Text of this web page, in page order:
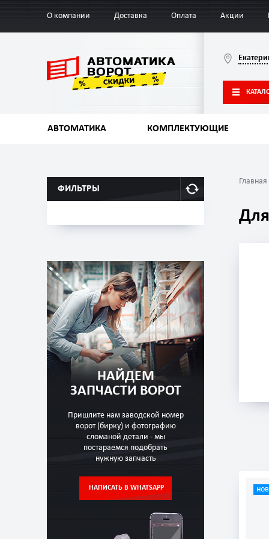
О компании Доставка Оплата Акции
АВТОМАТИКА КОМПЛЕКТУЮЩИЕ
Главная
ФИЛЬТРЫ
НАЙДЕМ
ЗАПЧАСТИ ВОРОТ
Пришлите нам заводской номер
ворот (бирку) и фотографию
сломаной детали - мы
постараемся подобрать
нужную запчасть
НАПИСАТЬ В WHATSAPP